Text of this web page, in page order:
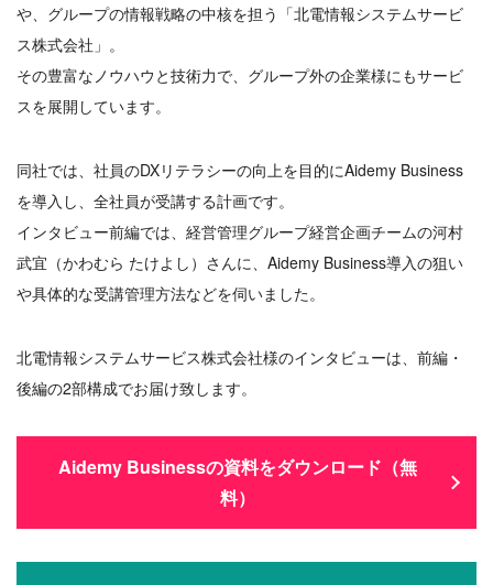
や、グループの情報戦略の中核を担う「北電情報システムサービ
ス株式会社」。
その豊富なノウハウと技術力で、グループ外の企業様にもサービ
スを展開しています。
同社では、社員のDXリテラシーの向上を目的にAidemy Business
を導入し、全社員が受講する計画です。
インタビュー前編では、経営管理グループ経営企画チームの河村
武宜（かわむら たけよし）さんに、Aidemy Business導入の狙い
や具体的な受講管理方法などを伺いました。
北電情報システムサービス株式会社様のインタビューは、前編・
後編の2部構成でお届け致します。
Aidemy Businessの資料をダウンロード（無
料）